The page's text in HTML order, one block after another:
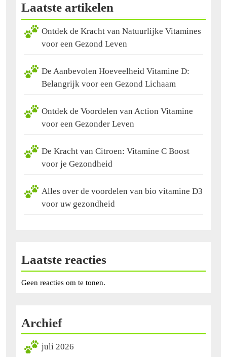
Laatste artikelen
Ontdek de Kracht van Natuurlijke Vitamines
voor een Gezond Leven
De Aanbevolen Hoeveelheid Vitamine D:
Belangrijk voor een Gezond Lichaam
Ontdek de Voordelen van Action Vitamine
voor een Gezonder Leven
De Kracht van Citroen: Vitamine C Boost
voor je Gezondheid
Alles over de voordelen van bio vitamine D3
voor uw gezondheid
Laatste reacties
Geen reacties om te tonen.
Archief
juli 2026